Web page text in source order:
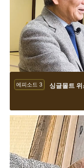
에피소드 3 싱글몰트